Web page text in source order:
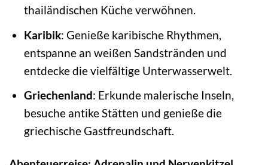
thailändischen Küche verwöhnen.
Karibik: Genieße karibische Rhythmen,
entspanne an weißen Sandstränden und
entdecke die vielfältige Unterwasserwelt.
Griechenland: Erkunde malerische Inseln,
besuche antike Stätten und genieße die
griechische Gastfreundschaft.